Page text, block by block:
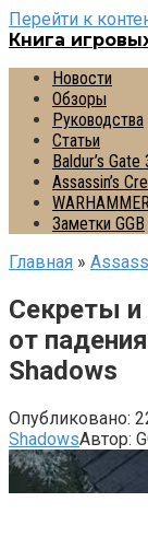
Перейти к
Книга
Новости
Обзоры
Руководства
Статьи
Baldur’s Gate
Assassin’s
Заметки GGB
Главная »
Секреты и
от
Shadows
Опубликовано:
ShadowsАвтор: